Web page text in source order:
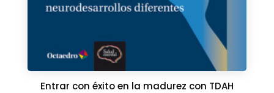
Entrar con éxito en la madurez con TDAH